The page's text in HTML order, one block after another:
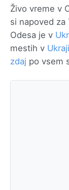
Živo vreme v
si napoved
Odesa je v
mestih v
zdaj po vsem